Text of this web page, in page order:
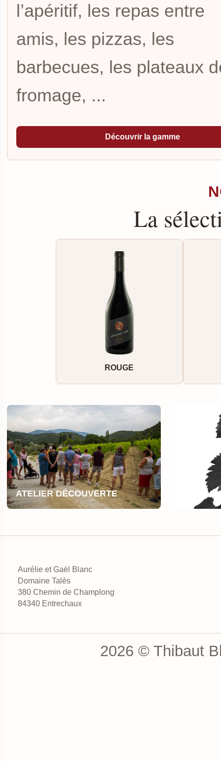
l’apéritif, les repas entre
amis, les pizzas, les
barbecues, les plateaux
fromage, ...
Découvrir la gamme
La
ROUGE
ATELIER DÉCOUVERTE LE
Aurélie et Gaël Blanc
Domaine Talès
380 Chemin de Champlong
84340 Entrechaux
2026 © Thibaut